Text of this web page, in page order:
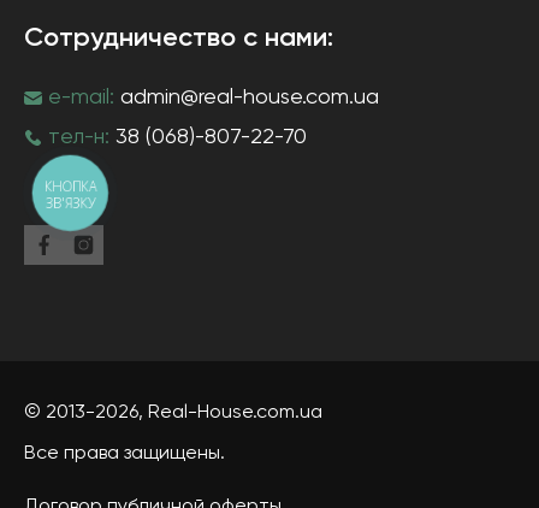
Сотрудничество с нами:
e-mail: admin@real-house.com.ua
тел-н: 38 (068)-807-22-70
© 2013-2026, Real-House.com.ua
Все права защищены.
КНОПКА
ЗВ'ЯЗКУ